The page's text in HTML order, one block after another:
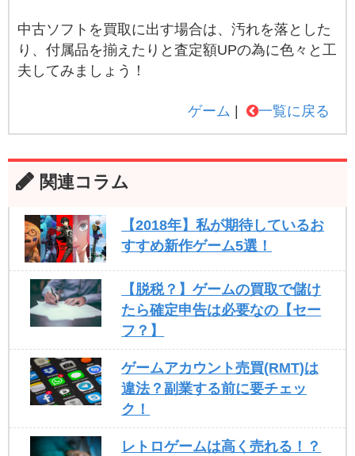
中古ソフトを買取に出す場合は、汚れを落とした
り、付属品を揃えたりと査定額UPの為に色々と工
夫してみましょう！
ゲーム 一覧に戻る
関連コラム
【2018年】私が期待しているお
すすめ新作ゲーム5選！
【脱税？】ゲームの買取で儲け
たら確定申告は必要なの【セー
フ？】
ゲームアカウント売買(RMT)は
違法？副業する前に要チェッ
ク！
レトロゲームは高く売れる！？